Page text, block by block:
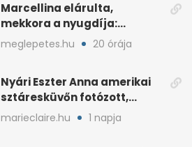
Marcellina elárulta,
mekkora a nyugdíja:
„Ötvenezer forint”
meglepetes.hu 20 órája
Nyári Eszter Anna amerikai
sztáresküvőn fotózott,
kisbabája után pár
marieclaire.hu 1 napja